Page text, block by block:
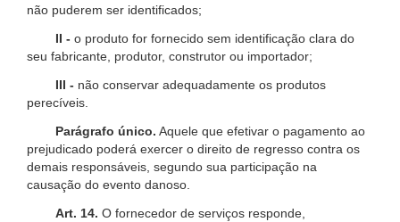
não puderem ser identificados;
II - o produto for fornecido sem identificação clara do
seu fabricante, produtor, construtor ou importador;
III - não conservar adequadamente os produtos
perecíveis.
Parágrafo único. Aquele que efetivar o pagamento ao
prejudicado poderá exercer o direito de regresso contra os
demais responsáveis, segundo sua participação na
causação do evento danoso.
Art. 14. O fornecedor de serviços responde,